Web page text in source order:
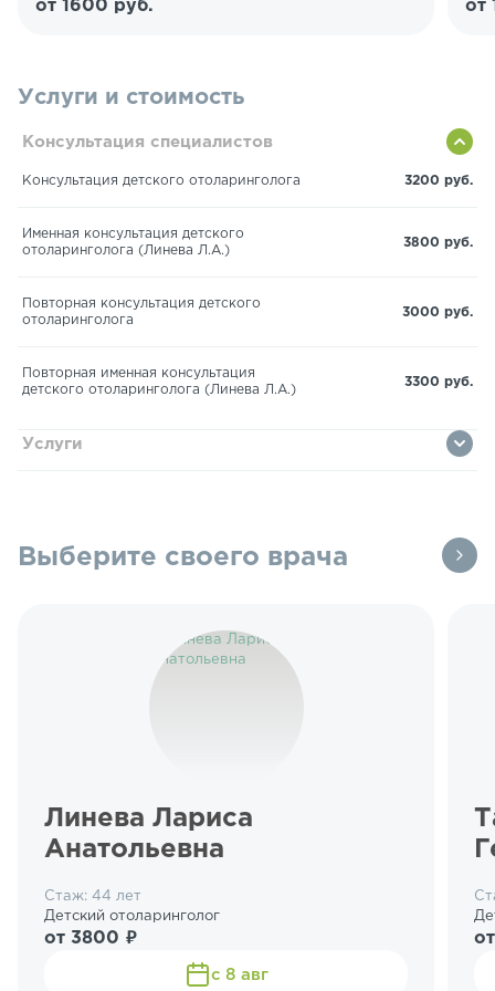
от 1600 руб. от
Услуги и стоимость
Консультация специалистов
Консультация детского отоларинголога 3200 руб.
Именная консультация детского
отоларинголога (Линева Л.А.)
3800 руб.
Повторная консультация детского
отоларинголога
3000 руб.
Повторная именная консультация
детского отоларинголога (Линева Л.А.)
3300 руб.
Услуги
Выберите своего врача
Линева Лариса
Анатольевна
Стаж: 44 лет
Детский отоларинголог
от 3800 ₽
с 8 авг